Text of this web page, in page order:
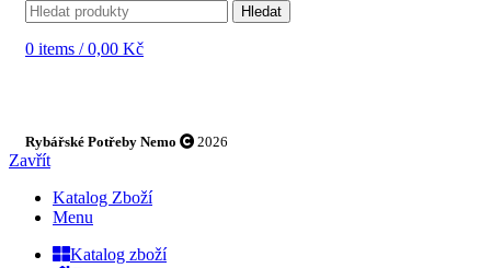
Hledat
0 items / 0,00 Kč
Rybářské Potřeby Nemo 2026
Zavřít
Katalog Zboží
Menu
Katalog zboží